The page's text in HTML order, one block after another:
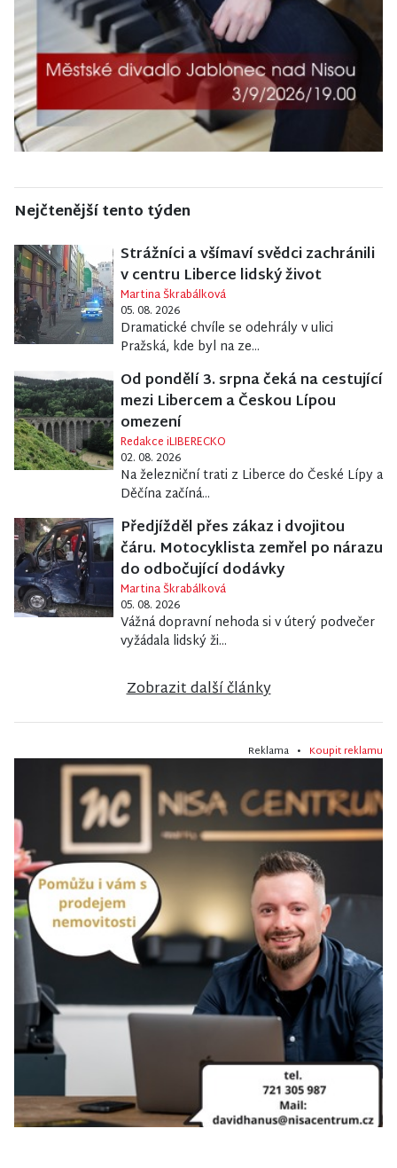
Nejčtenější tento týden
Strážníci a všímaví svědci zachránili
v centru Liberce lidský život
Martina Škrabálková
05. 08. 2026
Dramatické chvíle se odehrály v ulici
Pražská, kde byl na ze...
Od pondělí 3. srpna čeká na cestující
mezi Libercem a Českou Lípou
omezení
Redakce iLIBERECKO
02. 08. 2026
Na železniční trati z Liberce do České Lípy a
Děčína začíná...
Předjížděl přes zákaz i dvojitou
čáru. Motocyklista zemřel po nárazu
do odbočující dodávky
Martina Škrabálková
05. 08. 2026
Vážná dopravní nehoda si v úterý podvečer
vyžádala lidský ži...
Zobrazit další články
Reklama • Koupit reklamu